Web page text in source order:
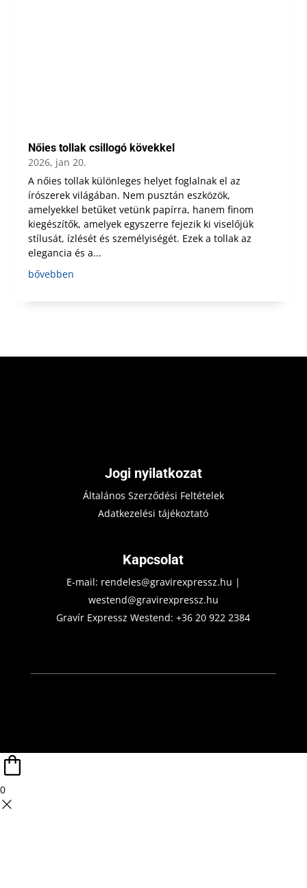
Nőies tollak csillogó kövekkel
2026, jan 20.
A nőies tollak különleges helyet foglalnak el az
írószerek világában. Nem pusztán eszközök,
amelyekkel betűket vetünk papírra, hanem finom
kiegészítők, amelyek egyszerre fejezik ki viselőjük
stílusát, ízlését és személyiségét. Ezek a tollak az
elegancia és a...
bővebben
Jogi nyilatkozat
Általános Szerződési Feltételek
Adatkezelési tájékoztató
Kapcsolat
E-mail: rendeles@gravirexpressz.hu |
westend@gravirexpressz.hu
Gravír Expressz Westend:+36 20 922 2384
0